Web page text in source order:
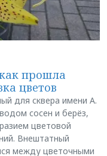
прошла
цветов
для сквера имени А.
сосен и берёз,
цветовой
Внештатный
между цветочными